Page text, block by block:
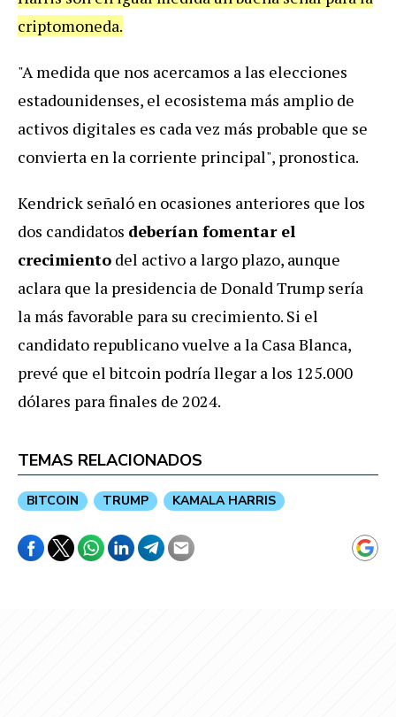
criptomoneda.
"A medida que nos acercamos a las elecciones
estadounidenses, el ecosistema más amplio de
activos digitales es cada vez más probable que se
convierta en la corriente principal", pronostica.
Kendrick señaló en ocasiones anteriores que los
dos candidatos deberían fomentar el
crecimiento del activo a largo plazo, aunque
aclara que la presidencia de Donald Trump sería
la más favorable para su crecimiento. Si el
candidato republicano vuelve a la Casa Blanca,
prevé que el bitcoin podría llegar a los 125.000
dólares para finales de 2024.
TEMAS RELACIONADOS
BITCOIN TRUMP KAMALA HARRIS